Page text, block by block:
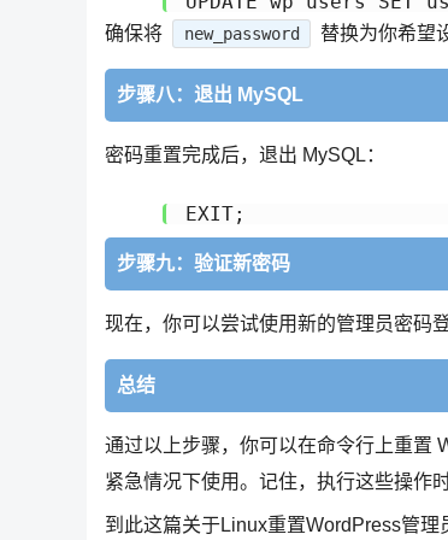
确保将 new_password 替换为你希望
步骤八：退出 MySQL
密码重置完成后，退出 MySQL：
步骤九：验证新密码
现在，你可以尝试使用新的管理员密码
总结
通过以上步骤，你可以在命令行上重置
紧急情况下使用。记住，执行这些操作
到此这篇关于Linux重置WordPress管